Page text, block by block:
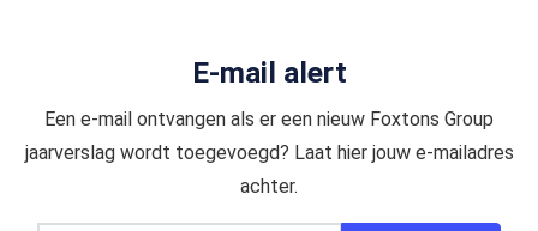
E-mail alert
Een e-mail ontvangen als er een nieuw Foxtons Group
jaarverslag wordt toegevoegd? Laat hier jouw e-mailadres
achter.